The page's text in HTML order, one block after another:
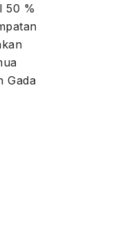
50 %
Gada